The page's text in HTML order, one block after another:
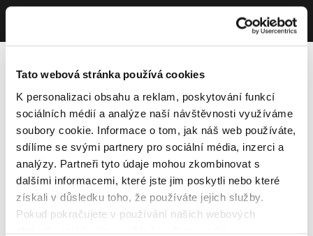
Tato webová stránka používá cookies
K personalizaci obsahu a reklam, poskytování funkcí
sociálních médií a analýze naší návštěvnosti využíváme
soubory cookie. Informace o tom, jak náš web používáte,
sdílíme se svými partnery pro sociální média, inzerci a
analýzy. Partneři tyto údaje mohou zkombinovat s
dalšími informacemi, které jste jim poskytli nebo které
získali v důsledku toho, že používáte jejich služby.
Pokud pokračujete v používání našich webových